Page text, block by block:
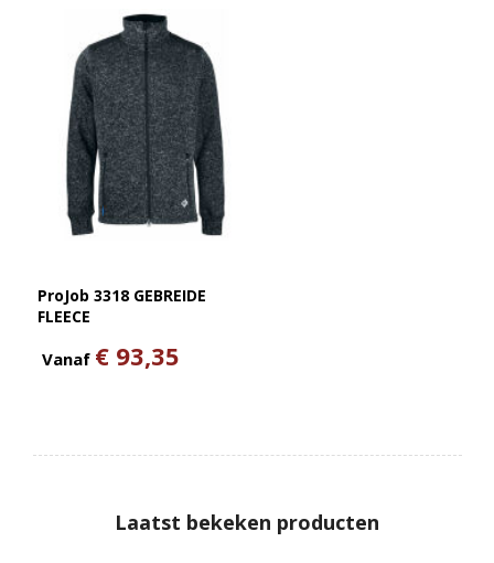
ProJob 3318 GEBREIDE
FLEECE
Vanaf € 93,35
Laatst bekeken producten